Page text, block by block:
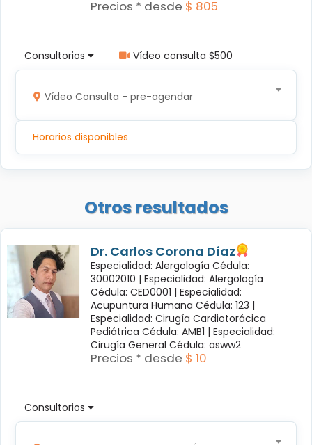
Precios * desde $ 805
Consultorios Vídeo consulta $500
Vídeo Consulta - pre-agendar
Horarios disponibles
Otros resultados
Dr. Carlos Corona Díaz
Especialidad: Alergología Cédula:
30002010 | Especialidad: Alergología
Cédula: CED0001 | Especialidad:
Acupuntura Humana Cédula: 123 |
Especialidad: Cirugía Cardiotorácica
Pediátrica Cédula: AMB1 | Especialidad:
Cirugía General Cédula: asww2
Precios * desde $ 10
Consultorios